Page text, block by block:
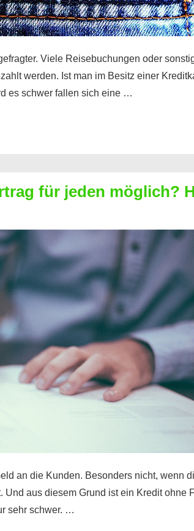
Viele Reisebuchungen oder
werden. Ist man im Besitz einer
es schwer fallen sich eine …
für jeden möglich?
an die Kunden. Besonders nicht, wenn
aus diesem Grund ist ein Kredit ohne
sehr schwer. …